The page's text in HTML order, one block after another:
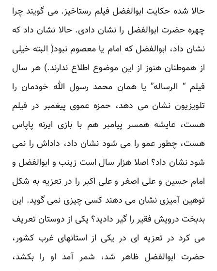
حالا شده حکایت ابوالفضل فیلم رستاخیز. می گویند چرا
چهره حضرت ابوالفضل را نشان دادی. حالا نشان داد که
نشان داد، ابوالفضل که امام یا معصوم نبود( البته خیلی
از هموطنان هنوز از این موضوع اطلاع ندارند.) هر سال
فیلم “ الرساله” یا همان محمد رسول الله خودمان را
تلویزیون نشان می دهد، حمزه عموی پیغمبر در فیلم
هست، عایشه همسر پیامبر هم با بازی ایرنه پاپاس
هست، چطور عمو را می شود نشان داد، داداش را نمی
شود نشان داد؟ اصلا هزار سال است زینب و ابوالفضل و
امام حسین و علی اصغر و علی اکبر را در تعزیه به شکل
توهین آمیزی نشان می دهند کسی چیزی نمی گوید. این
بدبخت درویش فقیر را گیر دادید؟ یکی از دوستان تعریف
می کرد در تعزیه ای در یکی از استانهای غرب کشور،
حضرت ابوالفضل ظاهر شد، شمر آمد او را بکشد،